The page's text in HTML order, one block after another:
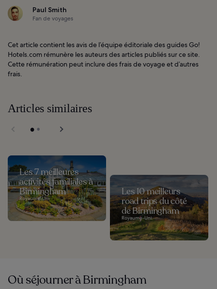
Paul Smith
Fan de voyages
Cet article contient les avis de l’équipe éditoriale des guides Go!
Hotels.com rémunère les auteurs des articles publiés sur ce site.
Cette rémunération peut inclure des frais de voyage et d’autres
frais.
Articles similaires
Les 7 meilleures
activités familiales à
Birmingham
Royaume-Uni
Les 10 meilleurs
road trips du côté
de Birmingham
Royaume-Uni
Où séjourner à Birmingham